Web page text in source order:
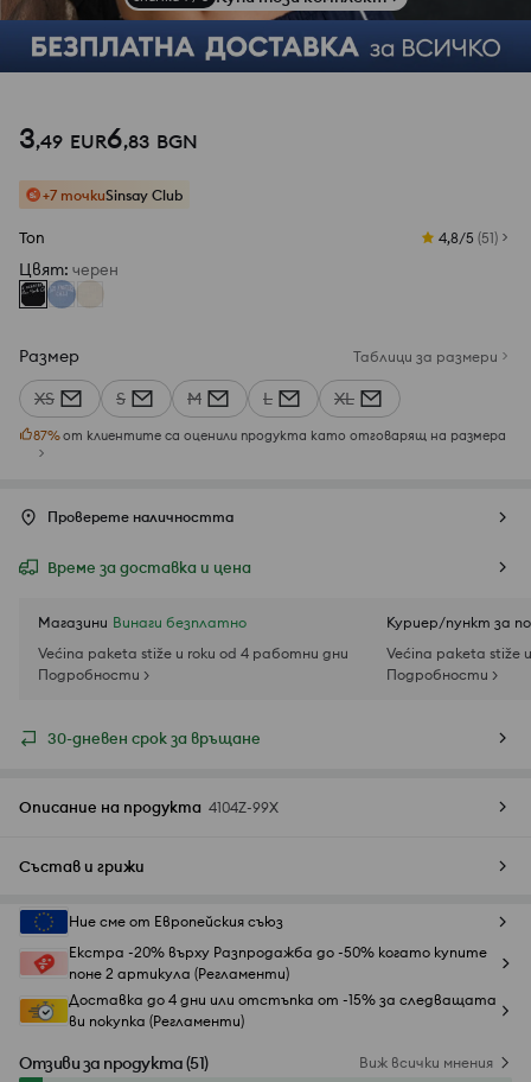
3,49 EUR6,83 BGN
+7 точкиSinsay Club
Топ 4,8/5 (51)
Цвят: черeн
Размер Таблици за размери
XS S M L XL
87%от клиентите са оценили продукта като отговарящ на размера
Проверете наличността
Време за доставка и цена
Магазини Винаги безплатно
Većina paketa stiže u roku od 4 работни дни
Подробности >
Куриер/пункт за
Većina paketa stiže
Подробности >
30-дневен срок за връщане
Описание на продукта 4104Z-99X
Състав и грижи
Ние сме от Европейския съюз
Екстра -20% върху Разпродажба до -50% когато купите
поне 2 артикула (Регламенти)
Доставка до 4 дни или отстъпка от -15% за следващата
ви покупка (Регламенти)
Отзиви за продукта(51) Виж всички мнения